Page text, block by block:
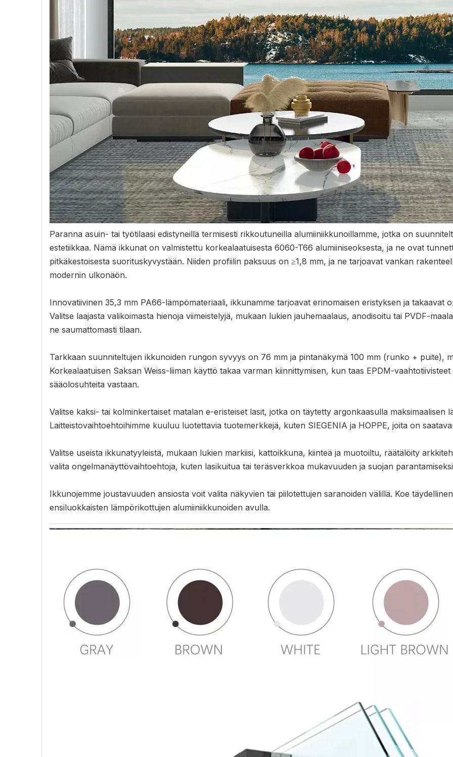
Paranna asuin- tai työtilaasi edistyneillä termisesti rikkoutuneilla alumiiniikkunoillamme, jotka on
estetiikkaa. Nämä ikkunat on valmistettu korkealaatuisesta 6060-T66 alumiiniseoksesta, ja ne ovat
pitkäkestoisesta suorituskyvystään. Niiden profiilin paksuus on ≥1,8 mm, ja ne tarjoavat vankan
modernin ulkonäön.
Innovatiivinen 35,3 mm PA66-lämpömateriaali, ikkunamme tarjoavat erinomaisen eristyksen ja takaavat
Valitse laajasta valikoimasta hienoja viimeistelyjä, mukaan lukien jauhemaalaus, anodisoitu tai PVDF-
ne saumattomasti tilaan.
Tarkkaan suunniteltujen ikkunoiden rungon syvyys on 76 mm ja pintanäkymä 100 mm (runko + puite),
Korkealaatuisen Saksan Weiss-liiman käyttö takaa varman kiinnittymisen, kun taas EPDM-
sääolosuhteita vastaan.
Valitse kaksi- tai kolminkertaiset matalan e-eristeiset lasit, jotka on täytetty argonkaasulla maksimaalisen
Laitteistovaihtoehtoihimme kuuluu luotettavia tuotemerkkejä, kuten SIEGENIA ja HOPPE, joita on
Valitse useista ikkunatyyleistä, mukaan lukien markiisi, kattoikkuna, kiinteä ja muotoiltu, räätälöity
valita ongelmanäyttövaihtoehtoja, kuten lasikuitua tai teräsverkkoa mukavuuden ja suojan
Ikkunojemme joustavuuden ansiosta voit valita näkyvien tai piilotettujen saranoiden välillä. Koe
ensiluokkaisten lämpörikottujen alumiiniikkunoiden avulla.